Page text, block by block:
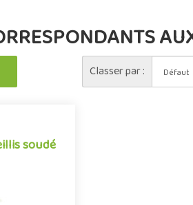
Classer par :
soudé